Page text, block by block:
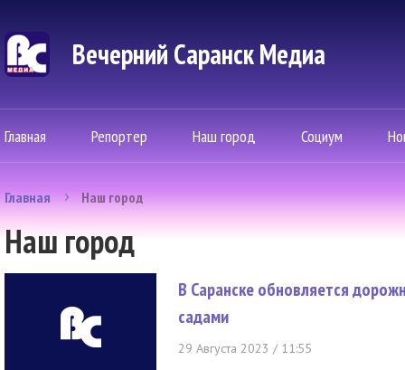
Вечерний Саранск Mедиа
Главная Репортер Наш город Социум
Главная Наш город
Наш город
В Саранске обновляется
садами
29 Августа 2023 / 11:55